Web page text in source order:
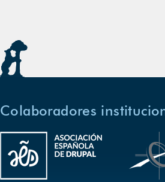
Colaboradores